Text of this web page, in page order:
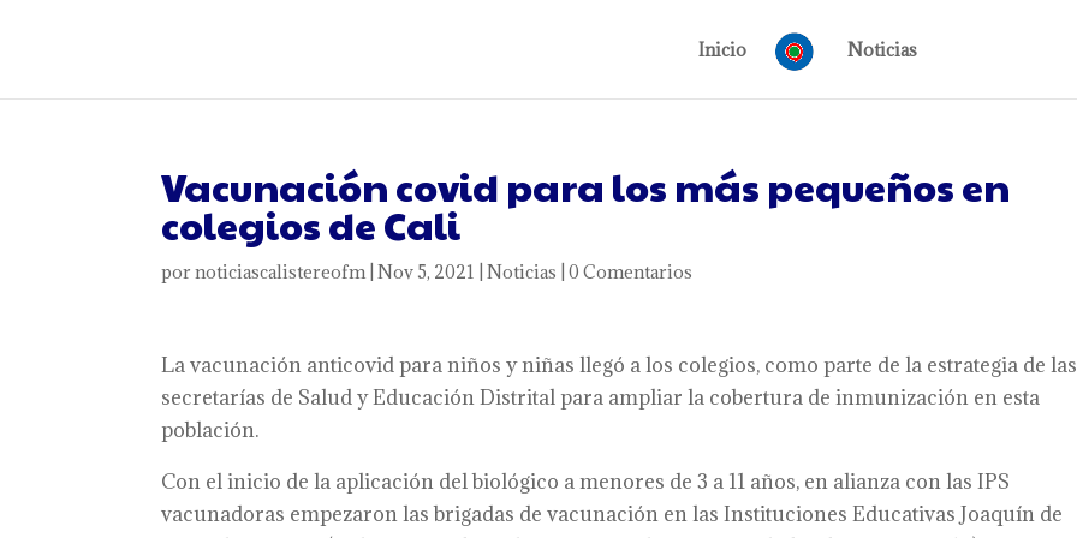
Inicio Noticias
Vacunación covid para los más pequeños en
colegios de Cali
pornoticiascalistereofm|Nov 5, 2021 |Noticias |0 Comentarios
La vacunación anticovid para niños y niñas llegó a los colegios, como parte de la estrategia de las
secretarías de Salud y Educación Distrital para ampliar la cobertura de inmunización en esta
población.
Con el inicio de la aplicación del biológico a menores de 3 a 11 años, en alianza con las IPS
vacunadoras empezaron las brigadas de vacunación en las Instituciones Educativas Joaquín de